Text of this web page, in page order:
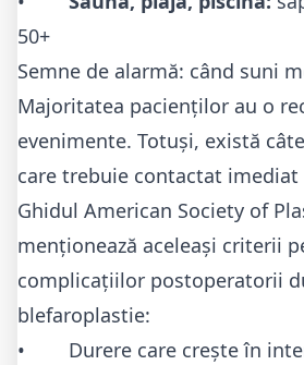
50+
Semne de alarmă: când suni
Majoritatea pacienților au o
evenimente. Totuși, există
care trebuie contactat
Ghidul American Society of
menționează aceleași criterii
complicațiilor postoperatorii
blefaroplastie:
• Durere care crește în